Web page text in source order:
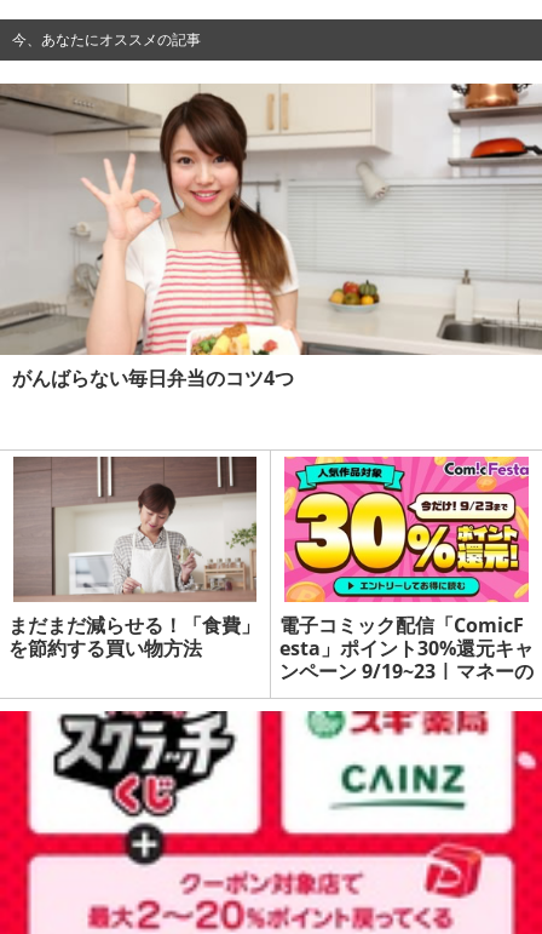
今、あなたにオススメの記事
がんばらない毎日弁当のコツ4つ
まだまだ減らせる！「食費」
を節約する買い物方法
電子コミック配信「ComicF
esta」ポイント30%還元キャ
ンペーン 9/19~23 | マネーの
達人